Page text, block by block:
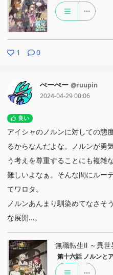
1 0
ぺーぺー @ruupin
2024-04-29 00:06
良い
アイシャのノルンに対しての態
るからなんだよな。ノルンが勇
う考えを尊重することにも複雑
難しいよなぁ。そんな間にルー
てワロタ。
ノルンあんまり馴染めてなさそ
な展開…。
無職転生Ⅱ ～異
第十六話 ノルンと